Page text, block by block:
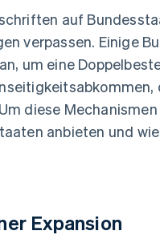
auf
verpassen. Einige
um eine
diese
anbieten und
Expansion